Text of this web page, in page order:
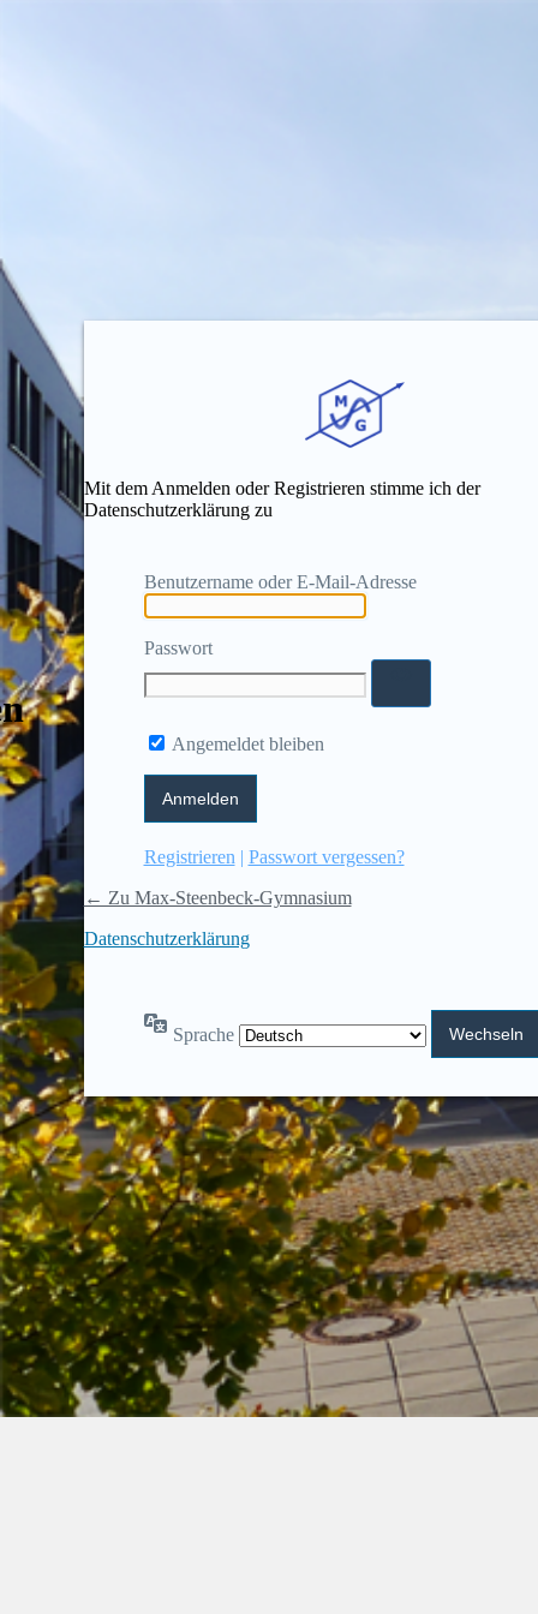
Mit dem Anmelden oder Registrieren stimme ich der
Datenschutzerklärung zu
Benutzername oder E-Mail-Adresse
Passwort
Angemeldet bleiben
Registrieren | Passwort vergessen?
← Zu Max-Steenbeck-Gymnasium
Datenschutzerklärung
Sprache